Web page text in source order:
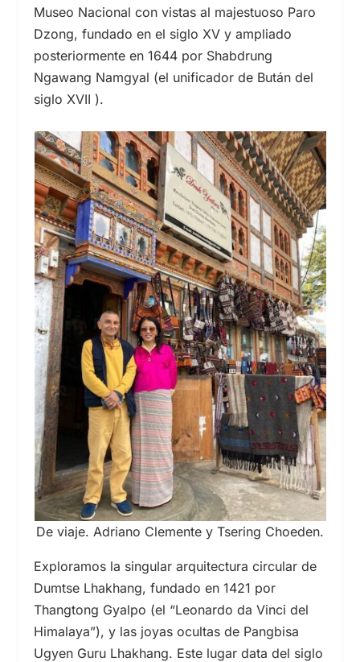
Museo Nacional con vistas al majestuoso Paro
Dzong, fundado en el siglo XVy ampliado
posteriormente en 1644 por Shabdrung
Ngawang Namgyal (el unificador de Bután del
siglo XVII ).
De viaje. Adriano Clemente y Tsering Choeden.
Exploramos la singular arquitectura circular de
Dumtse Lhakhang, fundado en 1421 por
Thangtong Gyalpo (el “Leonardo da Vinci del
Himalaya”), y las joyas ocultas de Pangbisa
Ugyen Guru Lhakhang. Este lugar data del siglo